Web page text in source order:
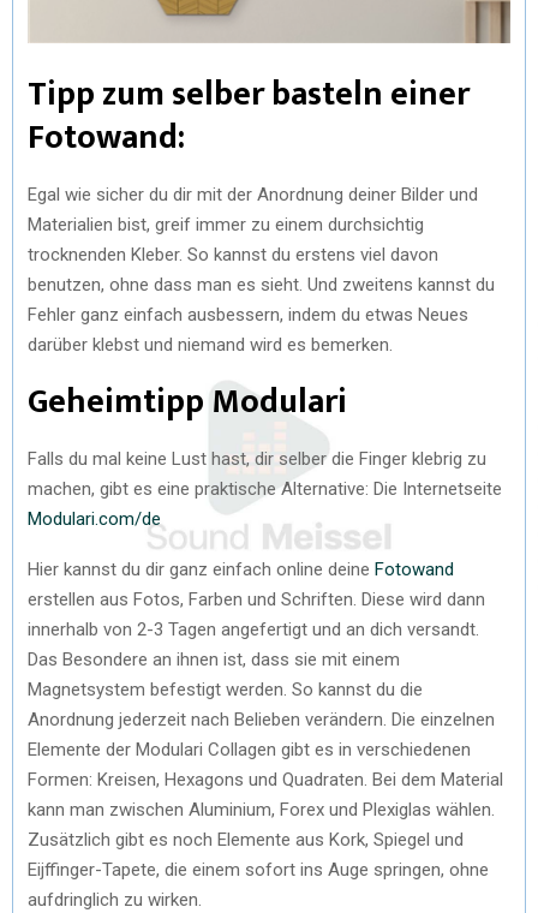
Tipp zum selber basteln einer
Fotowand:
Egal wie sicher du dir mit der Anordnung deiner Bilder und
Materialien bist, greif immer zu einem durchsichtig
trocknenden Kleber. So kannst du erstens viel davon
benutzen, ohne dass man es sieht. Und zweitens kannst du
Fehler ganz einfach ausbessern, indem du etwas Neues
darüber klebst und niemand wird es bemerken.
Geheimtipp Modulari
Falls du mal keine Lust hast, dir selber die Finger klebrig zu
machen, gibt es eine praktische Alternative: Die Internetseite
Modulari.com/de
Hier kannst du dir ganz einfach online deine Fotowand
erstellen aus Fotos, Farben und Schriften. Diese wird dann
innerhalb von 2-3 Tagen angefertigt und an dich versandt.
Das Besondere an ihnen ist, dass sie mit einem
Magnetsystem befestigt werden. So kannst du die
Anordnung jederzeit nach Belieben verändern. Die einzelnen
Elemente der Modulari Collagen gibt es in verschiedenen
Formen: Kreisen, Hexagons und Quadraten. Bei dem Material
kann man zwischen Aluminium, Forex und Plexiglas wählen.
Zusätzlich gibt es noch Elemente aus Kork, Spiegel und
Eijffinger-Tapete, die einem sofort ins Auge springen, ohne
aufdringlich zu wirken.